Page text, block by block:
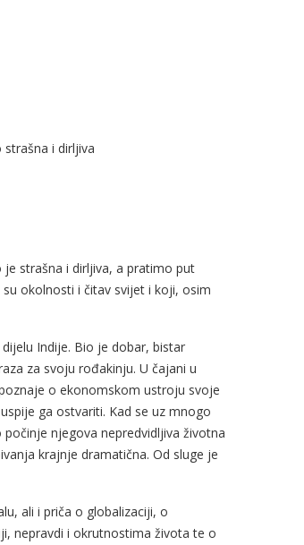
i dirljiva
strašna i dirljiva, a pratimo put
okolnosti i čitav svijet i koji, osim
Indije. Bio je dobar, bistar
za svoju rođakinju. U čajani u
o ekonomskom ustroju svoje
ga ostvariti. Kad se uz mnogo
njegova nepredvidljiva životna
krajnje dramatična. Od sluge je
ali i priča o globalizaciji, o
nepravdi i okrutnostima života te o